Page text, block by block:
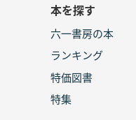
本を探す
六一書房の本
ランキング
特価図書
特集